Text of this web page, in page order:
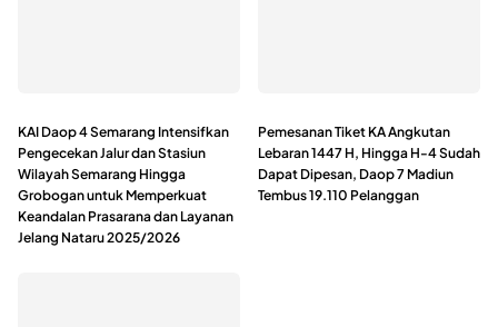
KAI Daop 4 Semarang Intensifkan
Pengecekan Jalur dan Stasiun
Wilayah Semarang Hingga
Grobogan untuk Memperkuat
Keandalan Prasarana dan Layanan
Jelang Nataru 2025/2026
Pemesanan Tiket KA Angkutan
Lebaran 1447 H, Hingga H-4 Sudah
Dapat Dipesan, Daop 7 Madiun
Tembus 19.110 Pelanggan